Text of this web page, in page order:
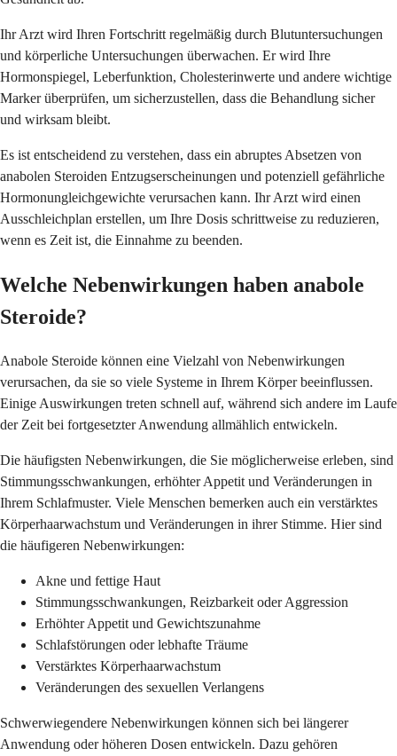
Ihr Arzt wird Ihren Fortschritt regelmäßig durch Blutuntersuchungen
und körperliche Untersuchungen überwachen. Er wird Ihre
Hormonspiegel, Leberfunktion, Cholesterinwerte und andere wichtige
Marker überprüfen, um sicherzustellen, dass die Behandlung sicher
und wirksam bleibt.
Es ist entscheidend zu verstehen, dass ein abruptes Absetzen von
anabolen Steroiden Entzugserscheinungen und potenziell gefährliche
Hormonungleichgewichte verursachen kann. Ihr Arzt wird einen
Ausschleichplan erstellen, um Ihre Dosis schrittweise zu reduzieren,
wenn es Zeit ist, die Einnahme zu beenden.
Welche Nebenwirkungen haben anabole
Steroide?
Anabole Steroide können eine Vielzahl von Nebenwirkungen
verursachen, da sie so viele Systeme in Ihrem Körper beeinflussen.
Einige Auswirkungen treten schnell auf, während sich andere im Laufe
der Zeit bei fortgesetzter Anwendung allmählich entwickeln.
Die häufigsten Nebenwirkungen, die Sie möglicherweise erleben, sind
Stimmungsschwankungen, erhöhter Appetit und Veränderungen in
Ihrem Schlafmuster. Viele Menschen bemerken auch ein verstärktes
Körperhaarwachstum und Veränderungen in ihrer Stimme. Hier sind
die häufigeren Nebenwirkungen:
Akne und fettige Haut
Stimmungsschwankungen, Reizbarkeit oder Aggression
Erhöhter Appetit und Gewichtszunahme
Schlafstörungen oder lebhafte Träume
Verstärktes Körperhaarwachstum
Veränderungen des sexuellen Verlangens
Schwerwiegendere Nebenwirkungen können sich bei längerer
Anwendung oder höheren Dosen entwickeln. Dazu gehören